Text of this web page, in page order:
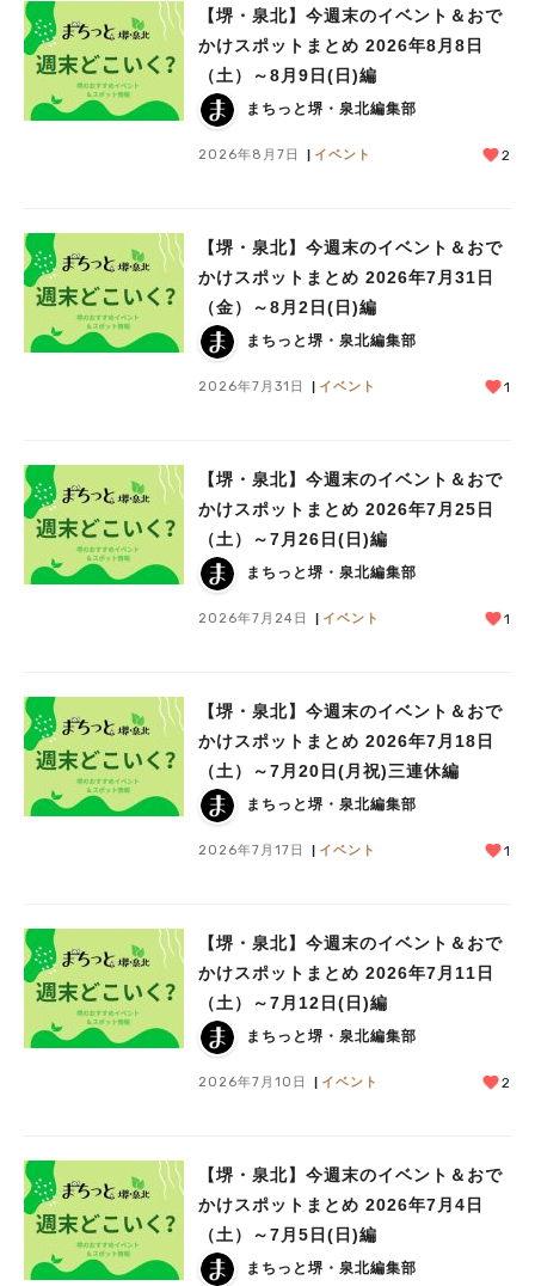
【堺・泉北】今週末のイベント＆おで
かけスポットまとめ 2026年8月8日
（土）～8月9日(日)編
まちっと堺・泉北編集部
2026年8月7日 イベント 2
【堺・泉北】今週末のイベント＆おで
かけスポットまとめ 2026年7月31日
（金）～8月2日(日)編
まちっと堺・泉北編集部
2026年7月31日 イベント 1
【堺・泉北】今週末のイベント＆おで
かけスポットまとめ 2026年7月25日
（土）～7月26日(日)編
まちっと堺・泉北編集部
2026年7月24日 イベント 1
【堺・泉北】今週末のイベント＆おで
かけスポットまとめ 2026年7月18日
（土）～7月20日(月祝)三連休編
まちっと堺・泉北編集部
2026年7月17日 イベント 1
【堺・泉北】今週末のイベント＆おで
かけスポットまとめ 2026年7月11日
（土）～7月12日(日)編
まちっと堺・泉北編集部
2026年7月10日 イベント 2
【堺・泉北】今週末のイベント＆おで
かけスポットまとめ 2026年7月4日
（土）～7月5日(日)編
まちっと堺・泉北編集部